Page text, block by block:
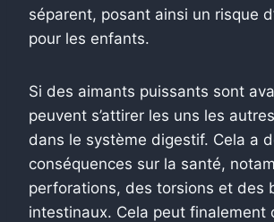
séparent, posant ainsi un risque
pour les enfants.
Si des aimants puissants sont
peuvent s’attirer les uns les
dans le système digestif. Cela a
conséquences sur la santé,
perforations, des torsions et des
intestinaux. Cela peut finalement